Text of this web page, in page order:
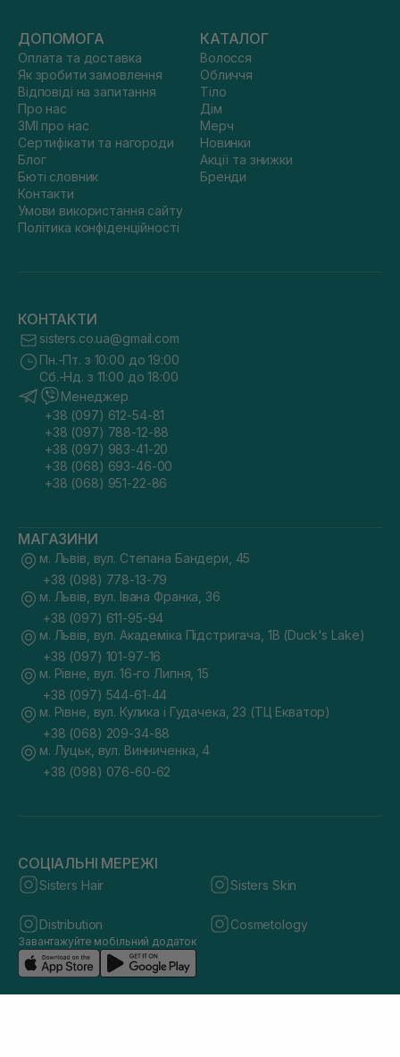
ДОПОМОГА
Оплата та доставка
Як зробити замовлення
Відповіді на запитання
Про нас
ЗМІ про нас
Сертифікати та нагороди
Блог
Бюті словник
Контакти
Умови використання сайту
Політика конфіденційності
КАТАЛОГ
Волосся
Обличчя
Тіло
Дім
Мерч
Новинки
Акції та знижки
Бренди
КОНТАКТИ
sisters.co.ua@gmail.com
Пн.-Пт. з 10:00 до 19:00
Сб.-Нд. з 11:00 до 18:00
Менеджер
+38 (097) 612-54-81
+38 (097) 788-12-88
+38 (097) 983-41-20
+38 (068) 693-46-00
+38 (068) 951-22-86
МАГАЗИНИ
м. Львів, вул. Степана Бандери, 45
+38 (098) 778-13-79
м. Львів, вул. Івана Франка, 36
+38 (097) 611-95-94
м. Львів, вул. Академіка Підстригача, 1В (Duck's Lake)
+38 (097) 101-97-16
м. Рівне, вул. 16-го Липня, 15
+38 (097) 544-61-44
м. Рівне, вул. Кулика і Гудачека, 23 (ТЦ Екватор)
+38 (068) 209-34-88
м. Луцьк, вул. Винниченка, 4
+38 (098) 076-60-62
СОЦІАЛЬНІ МЕРЕЖІ
Sisters Hair Sisters Skin
Distribution Cosmetology
Завантажуйте мобільний додаток